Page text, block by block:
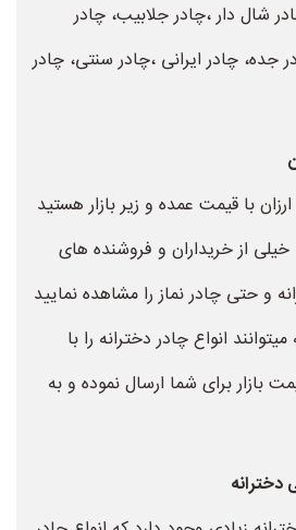
شال دار ،چادر جلابیب، چادر
جده، چادر ایرانی ،چادر سنتی، چادر
با قیمت عمده و زیر بازار هستید
خیلی از خریداران و فروشنده های
و حتی چادر نماز را مشاهده نمایید
انواع چادر دخترانه را با
بازار برای شما ارسال نموده و به